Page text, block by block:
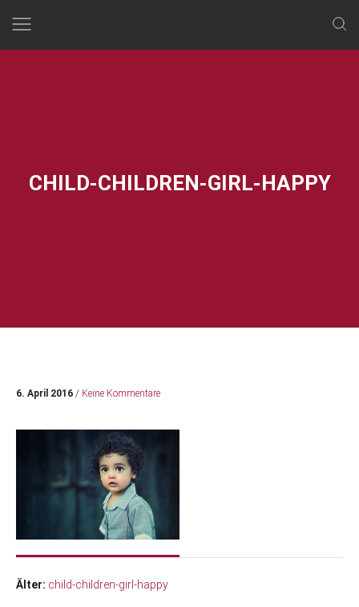
CHILD-CHILDREN-GIRL-HAPPY
6. April 2016 / Keine Kommentare
Älter: child-children-girl-happy